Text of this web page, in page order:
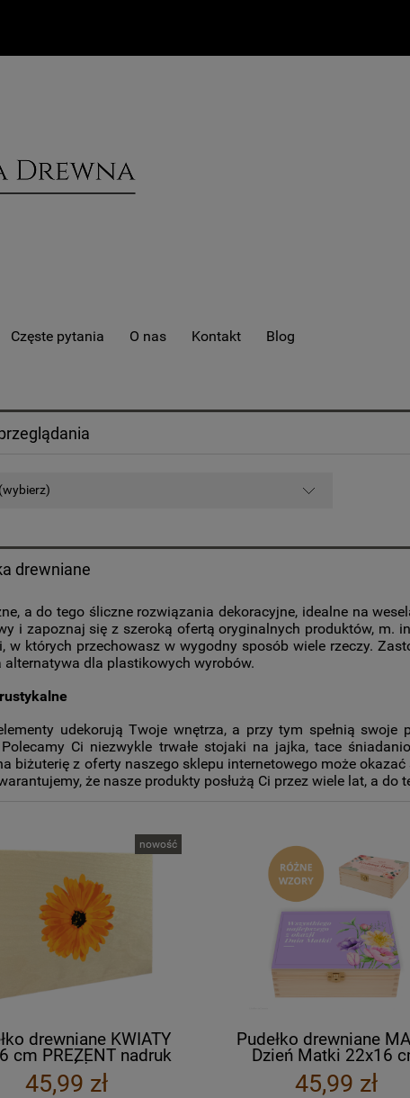
Częste pytania O nas Kontakt Blog
drewniane
a do tego śliczne rozwiązania dekoracyjne, idealne na
i zapoznaj się z szeroką ofertą oryginalnych produktów, m.
w których przechowasz w wygodny sposób wiele rzeczy.
alternatywa dla plastikowych wyrobów.
udekorują Twoje wnętrza, a przy tym spełnią swoje
Ci niezwykle trwałe stojaki na jajka, tace
biżuterię z oferty naszego sklepu internetowego może
że nasze produkty posłużą Ci przez wiele lat, a do
drewniane KWIATY
cm PREZENT nadruk
RÓŻNE WZORY
45,99 zł
nowość
Pudełko drewniane
Dzień Matki 22x16
PREZENT nadruk UV
RÓŻNE WZORY
45,99 zł